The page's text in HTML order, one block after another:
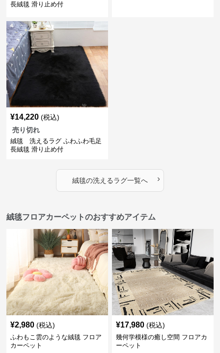
長絨毯 滑り止め付
¥14,220 (税込)
売り切れ
絨毯 洗えるラグ ふわふわ毛足
長絨毯 滑り止め付
絨毯の洗えるラグ一覧へ ›
絨毯フロアカーペットのおすすめアイテム
¥2,980 (税込)
ふわもこ雲のような絨毯 フロア
カーペット
¥17,980 (税込)
幾何学模様の癒し空間 フロアカ
ーペット